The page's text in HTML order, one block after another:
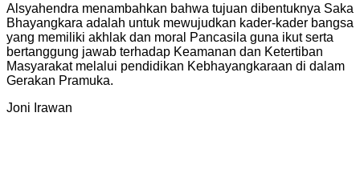
Alsyahendra menambahkan bahwa tujuan dibentuknya Saka
Bhayangkara adalah untuk mewujudkan kader-kader bangsa
yang memiliki akhlak dan moral Pancasila guna ikut serta
bertanggung jawab terhadap Keamanan dan Ketertiban
Masyarakat melalui pendidikan Kebhayangkaraan di dalam
Gerakan Pramuka.
Joni Irawan